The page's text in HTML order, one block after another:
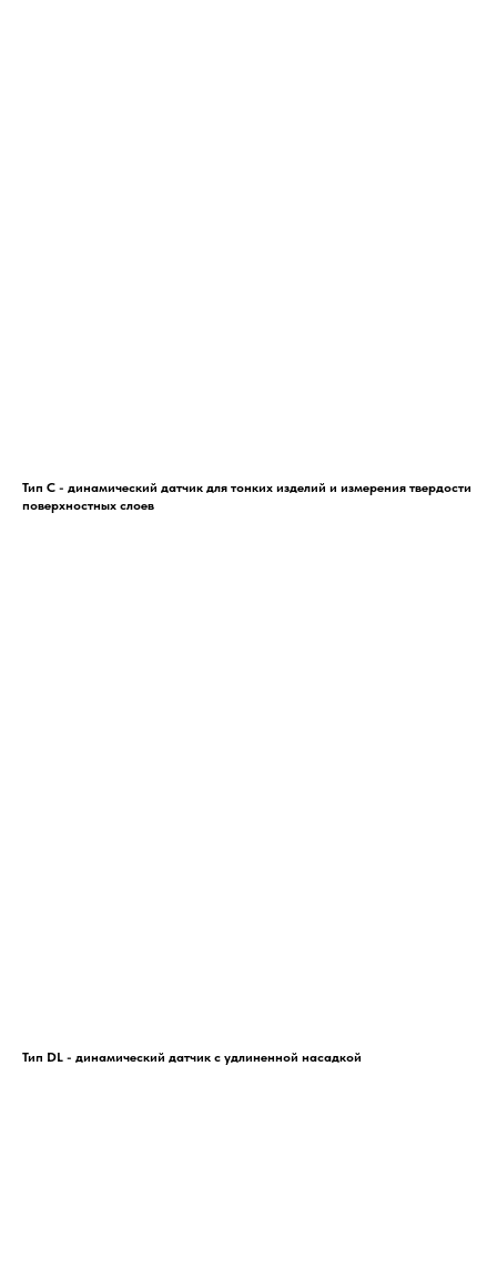
Тип C - динамический датчик для тонких изделий и измерения твердости
поверхностных слоев
Тип DL - динамический датчик с удлиненной насадкой